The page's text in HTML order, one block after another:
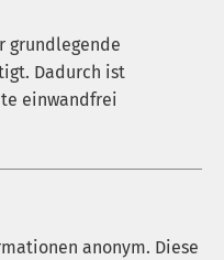
grundlegende
Dadurch ist
einwandfrei
anonym. Diese
als
des Vorstandes